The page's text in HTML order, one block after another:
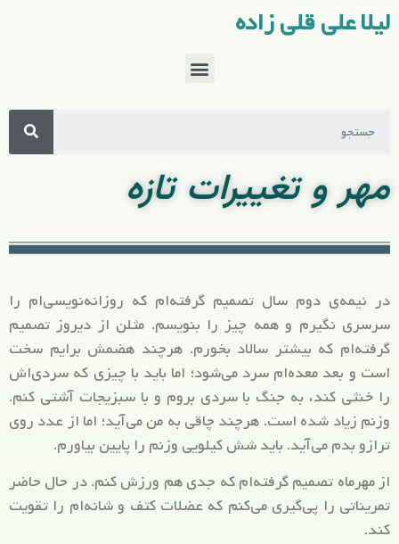
لیلا علی قلی زاده
مهر و تغییرات تازه
در نیمه‌ی دوم سال تصمیم گرفته‌ام که روزانه‌نویسی‌ام را
سرسری نگیرم و همه چیز را بنویسم. مثلن از دیروز تصمیم
گرفته‌ام که بیشتر سالاد بخورم. هرچند هضمش برایم سخت
است و بعد معده‌ام سرد می‌شود؛ اما باید با چیزی که سردی‌اش
را خنثی کند، به جنگ با سردی بروم و با سبزیجات آشتی کنم.
وزنم زیاد شده است. هرچند چاقی به من می‌آید؛ اما از عدد روی
ترازو بدم می‌آید. باید شش کیلویی وزنم را پایین بیاورم.
از مهرماه تصمیم گرفته‌ام که جدی هم ورزش کنم. در حال حاضر
تمریناتی را پی‌گیری می‌کنم که عضلات کتف و شانه‌ام را تقویت
کند.